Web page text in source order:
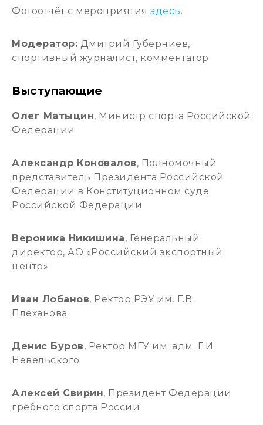
Фотоотчёт с мероприятия здесь.
Модератор: Дмитрий Губерниев,
спортивный журналист, комментатор
Выступающие
Олег Матыцин, Министр спорта Российской
Федерации
Александр Коновалов, Полномочный
представитель Президента Российской
Федерации в Конституционном суде
Российской Федерации
Вероника Никишина, Генеральный
директор, АО «Российский экспортный
центр»
Иван Лобанов, Ректор РЭУ им. Г.В.
Плеханова
Денис Буров, Ректор МГУ им. адм. Г.И.
Невельского
Алексей Свирин, Президент Федерации
гребного спорта России